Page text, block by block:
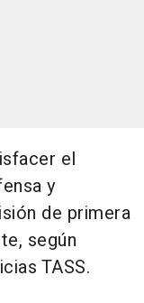
el
y
de primera
según
TASS.